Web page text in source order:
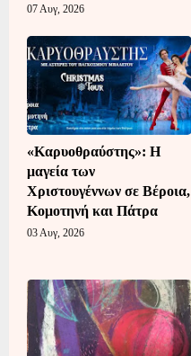
07 Αυγ, 2026
«Καρυοθραύστης»: Η
μαγεία των
Χριστουγέννων σε Βέροια,
Κομοτηνή και Πάτρα
03 Αυγ, 2026